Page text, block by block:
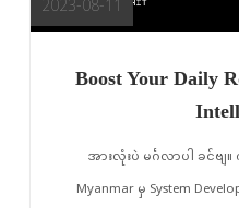
2023-08-11
Boost Your Daily
အားလုံးပဲ မင်္ဂလာပါ ခင်ဗ
Myanmar မှ System